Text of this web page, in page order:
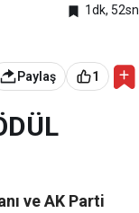
1dk, 52sn
Paylaş 1
ve AK Parti